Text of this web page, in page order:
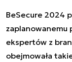
BeSecure 2024
zaplanowanemu
ekspertów z
obejmowała